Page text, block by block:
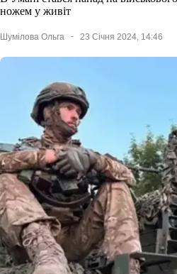
ножем у живіт
Шумілова Ольга 23 Січня 2024, 14:46